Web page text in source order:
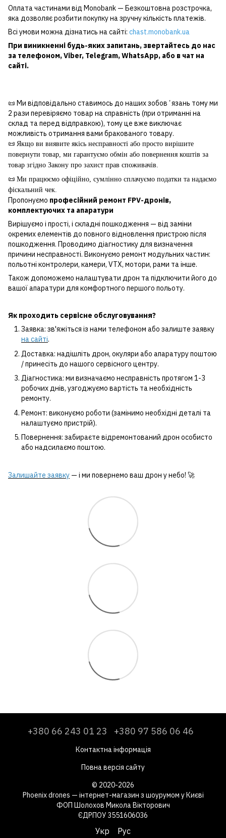
Оплата частинами від Monobank — Безкоштовна розстрочка,
яка дозволяє розбити покупку на зручну кількість платежів.
Всі умови можна дізнатись на сайті: chast.monobank.ua
При виникненні будь-яких запитань, звертайтесь до нас
за телефоном,Viber, Telegram,WhatsApp, або в чат на
сайті.
📜 Ми відповідально ставимось до наших зобовʼязань тому ми
2 рази перевіряємо товар на справність (при отриманні на
склад та перед відправкою), тому це вже виключає
можливість отримання вами бракованого товару.
📜 Якщо ви виявите якісь несправності або просто вирішите
повернути товар, ми гарантуємо обмін або повернення коштів за
товар згідно Закону про захист прав споживачів.
📜 Ми працюємо офіційно, сумлінно сплачуємо податки та надаємо
фіскальний чек.
Пропонуємо професійний ремонт FPV-дронів,
комплектуючих та апаратури
Вирішуємо і прості, і складні пошкодження — від заміни
окремих елементів до повного відновлення пристрою після
пошкодження. Проводимо діагностику для визначення
причини несправності. Виконуємо ремонт модульних частин:
польотні контролери, камери, VTX, мотори, рами та інше.
Також допоможемо налаштувати дрон та підключити його до
вашої апаратури для комфортного першого польоту.
Як проходить сервісне обслуговування?
Заявка: зв'яжіться із нами телефоном або залиште заявку
на сайті.
Доставка: надішліть дрон, окуляри або апаратуру поштою
/ принесіть до нашого сервісного центру.
Діагностика: ми визначаємо несправність протягом 1-3
робочих днів, узгоджуємо вартість та необхідність
ремонту.
Ремонт: виконуємо роботи (замінимо необхідні деталі та
налаштуємо пристрій).
Повернення: забираєте відремонтований дрон особисто
або надсилаємо поштою.
Залишайте заявку — і ми повернемо ваш дрон у небо! 🚀
+380 66 243 01 23 +380 97 586 06 46
Контактна інформація
Повна версія сайту
© 2020-2026
Phoenix drones — інтернет-магазин з шоурумом у Києві
ФОП Шолохов Микола Вікторович
ЄДРПОУ 3551606036
Укр Рус